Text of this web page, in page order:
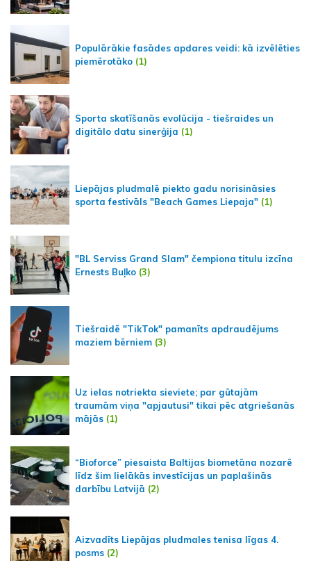
Populārākie fasādes apdares veidi: kā izvēlēties
piemērotāko (1)
Sporta skatīšanās evolūcija - tiešraides un
digitālo datu sinerģija (1)
Liepājas pludmalē piekto gadu norisināsies
sporta festivāls "Beach Games Liepaja" (1)
"BL Serviss Grand Slam" čempiona titulu izcīna
Ernests Buļko (3)
Tiešraidē "TikTok" pamanīts apdraudējums
maziem bērniem (3)
Uz ielas notriekta sieviete; par gūtajām
traumām viņa "apjautusi" tikai pēc atgriešanās
mājās (1)
“Bioforce” piesaista Baltijas biometāna nozarē
līdz šim lielākās investīcijas un paplašinās
darbību Latvijā (2)
Aizvadīts Liepājas pludmales tenisa līgas 4.
posms (2)